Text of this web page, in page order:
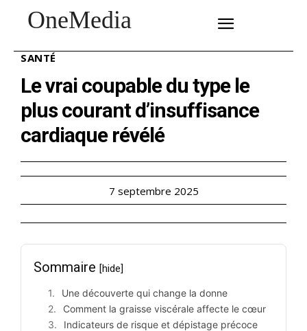
OneMedia
SANTÉ
Le vrai coupable du type le
plus courant d’insuffisance
cardiaque révélé
7 septembre 2025
Sommaire [hide]
Une découverte qui change la donne
Comment la graisse viscérale affecte le cœur
Indicateurs de risque et dépistage précoce